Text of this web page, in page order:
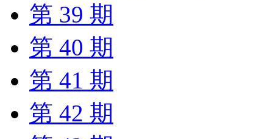
第 39 期
第 40 期
第 41 期
第 42 期